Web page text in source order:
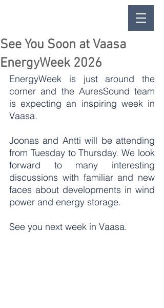
See You Soon at Vaasa
EnergyWeek 2026
EnergyWeek is just around the
corner and the AuresSound team
is expecting an inspiring week in
Vaasa.
Joonas and Antti will be attending
from Tuesday to Thursday. We look
forward to many interesting
discussions with familiar and new
faces about developments in wind
power and energy storage.
See you next week in Vaasa.